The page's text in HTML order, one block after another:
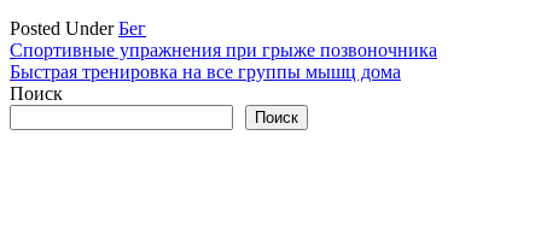
Posted UnderБег
Навигация
по
Спортивные упражнения при грыже позвоночника
Быстрая тренировка на все группы мышц дома
Поиск
Поиск